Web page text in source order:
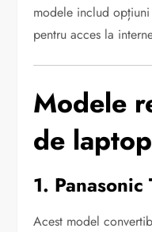
modele includ
pentru acces la
Modele
de
1.
Acest model